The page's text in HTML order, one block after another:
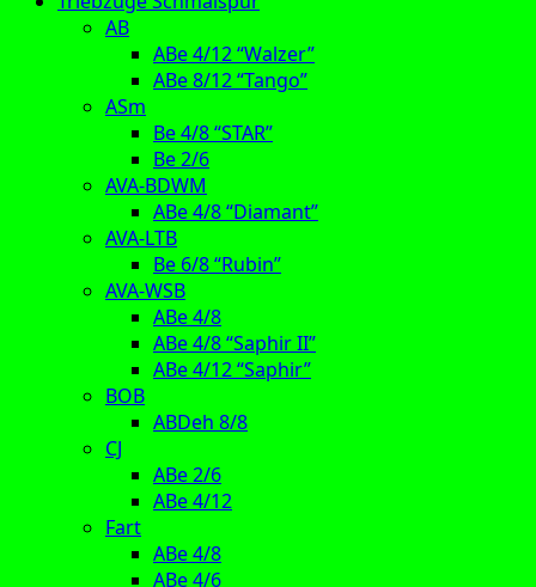
AB
ABe 4/12 “Walzer”
ABe 8/12 “Tango”
ASm
Be 4/8 “STAR”
Be 2/6
AVA-BDWM
ABe 4/8 “Diamant”
AVA-LTB
Be 6/8 “Rubin”
AVA-WSB
ABe 4/8
ABe 4/8 “Saphir II”
ABe 4/12 “Saphir”
BOB
ABDeh 8/8
CJ
ABe 2/6
ABe 4/12
Fart
ABe 4/8
ABe 4/6